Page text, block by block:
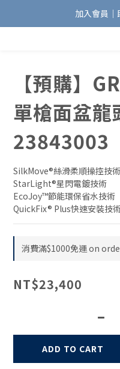
加入會員
加入會員
安裝維修服
加入會員｜
【預購】
單槍面盆
23843003
SilkMove®絲滑柔順操控技
StarLight®星閃電鍍技術
EcoJoy™節能環保省水技術
QuickFix® Plus快速安裝技
消費滿$1000免運 on
NT$23,400
ADD TO CART